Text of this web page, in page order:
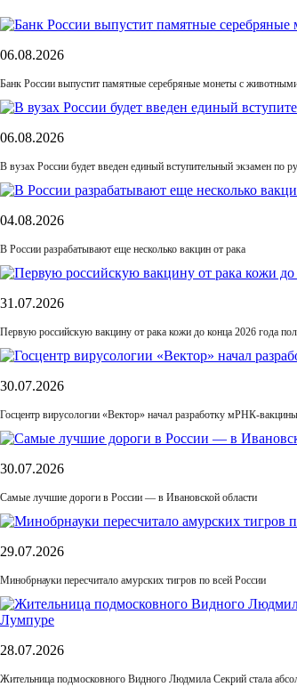
06.08.2026
Банк России выпустит памятные серебряные монеты с
06.08.2026
В вузах России будет введен единый вступительный экзамен по
04.08.2026
В России разрабатывают еще несколько вакцин от рака
31.07.2026
Первую российскую вакцину от рака кожи до конца 2026 года
30.07.2026
Госцентр вирусологии «Вектор» начал разработку мРНК-
30.07.2026
Самые лучшие дороги в России — в Ивановской области
29.07.2026
Минобрнауки пересчитало амурских тигров по всей России
28.07.2026
Жительница подмосковного Видного Людмила Секрий стала